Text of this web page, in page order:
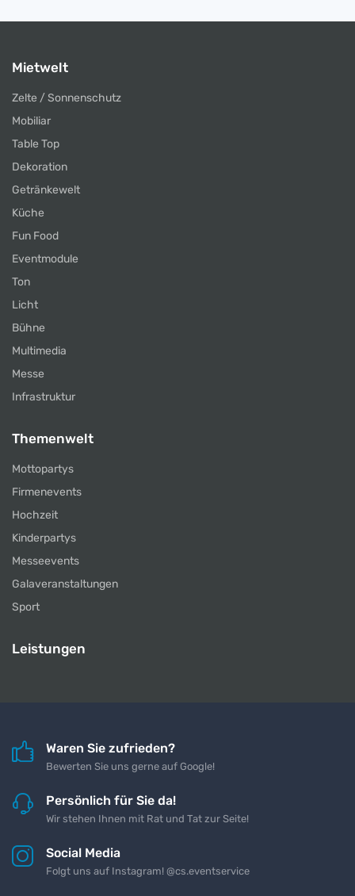
Mietwelt
Zelte / Sonnenschutz
Mobiliar
Table Top
Dekoration
Getränkewelt
Küche
Fun Food
Eventmodule
Ton
Licht
Bühne
Multimedia
Messe
Infrastruktur
Themenwelt
Mottopartys
Firmenevents
Hochzeit
Kinderpartys
Messeevents
Galaveranstaltungen
Sport
Leistungen
Waren Sie zufrieden?
Bewerten Sie uns gerne auf Google!
Persönlich für Sie da!
Wir stehen Ihnen mit Rat und Tat zur Seite!
Social Media
Folgt uns auf Instagram! @cs.eventservice